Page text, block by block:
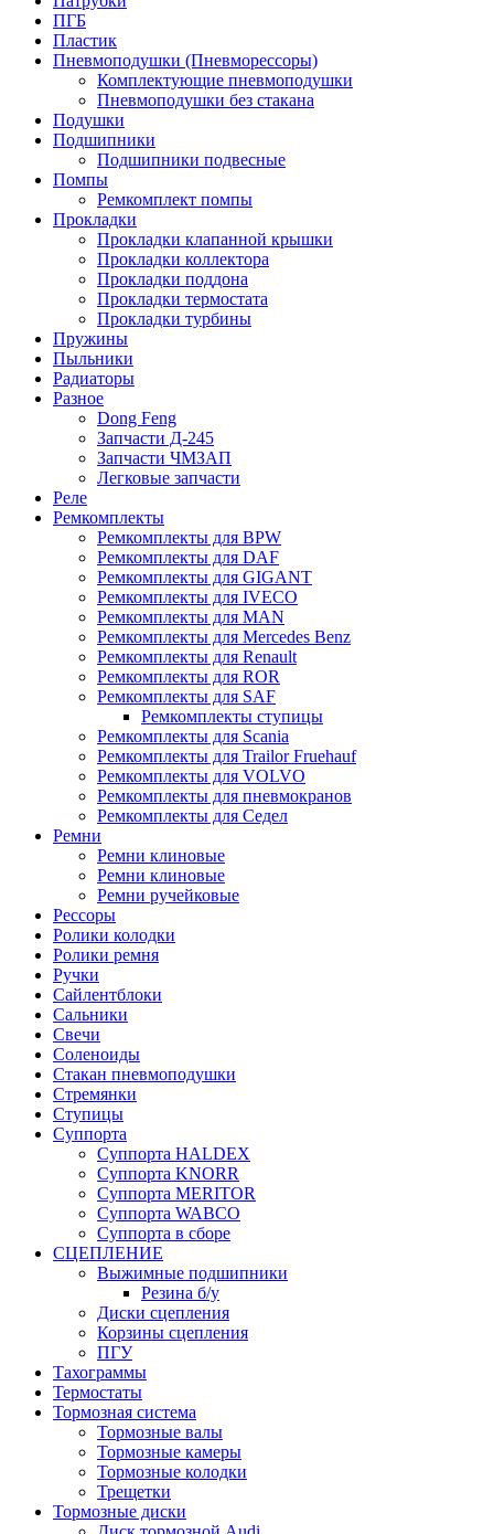
ПГБ
Пластик
Пневмоподушки (Пневморессоры)
Комплектующие пневмоподушки
Пневмоподушки без стакана
Подушки
Подшипники
Подшипники подвесные
Помпы
Ремкомплект помпы
Прокладки
Прокладки клапанной крышки
Прокладки коллектора
Прокладки поддона
Прокладки термостата
Прокладки турбины
Пружины
Пыльники
Радиаторы
Разное
Dong Feng
Запчасти Д-245
Запчасти ЧМЗАП
Легковые запчасти
Реле
Ремкомплекты
Ремкомплекты для BPW
Ремкомплекты для DAF
Ремкомплекты для GIGANT
Ремкомплекты для IVECO
Ремкомплекты для MAN
Ремкомплекты для Mercedes Benz
Ремкомплекты для Renault
Ремкомплекты для ROR
Ремкомплекты для SAF
Ремкомплекты ступицы
Ремкомплекты для Scania
Ремкомплекты для Trailor Fruehauf
Ремкомплекты для VOLVO
Ремкомплекты для пневмокранов
Ремкомплекты для Седел
Ремни
Ремни клиновые
Ремни клиновые
Ремни ручейковые
Рессоры
Ролики колодки
Ролики ремня
Ручки
Сайлентблоки
Сальники
Свечи
Соленоиды
Стакан пневмоподушки
Стремянки
Ступицы
Суппорта
Суппорта HALDEX
Суппорта KNORR
Суппорта MERITOR
Суппорта WABCO
Суппорта в сборе
СЦЕПЛЕНИЕ
Выжимные подшипники
Резина б/у
Диски сцепления
Корзины сцепления
ПГУ
Тахограммы
Термостаты
Тормозная система
Тормозные валы
Тормозные камеры
Тормозные колодки
Трещетки
Тормозные диски